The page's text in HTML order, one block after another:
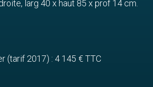
larg 40 x haut 85 x prof 14 cm.
(tarif 2017) : 4 145 € TTC